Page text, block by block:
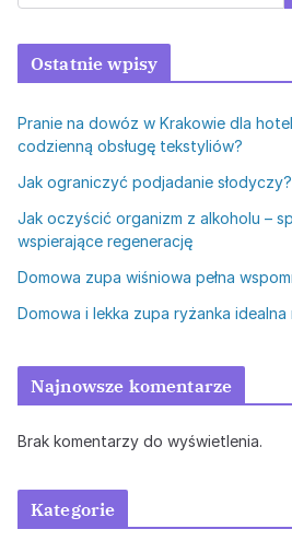
Ostatnie wpisy
Pranie na dowóz w Krakowie dla
codzienną obsługę tekstyliów?
Jak ograniczyć podjadanie słodyczy?
Jak oczyścić organizm z alkoholu –
wspierające regenerację
Domowa zupa wiśniowa pełna
Domowa i lekka zupa ryżanka idealna
Najnowsze komentarze
Brak komentarzy do wyświetlenia.
Kategorie